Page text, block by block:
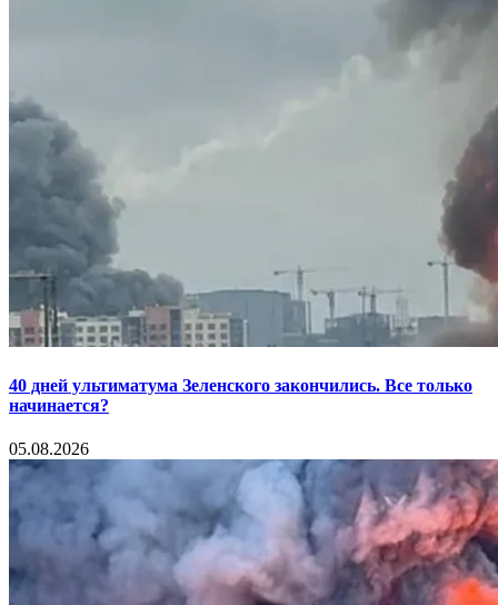
40 дней ультиматума Зеленского закончились. Все только
начинается?
05.08.2026